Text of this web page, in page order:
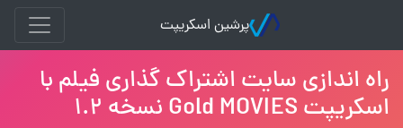
پرشین اسکریپت
راه اندازی سایت اشتراک گذاری فیلم با
اسکریپت Gold MOVIES نسخه 1.2